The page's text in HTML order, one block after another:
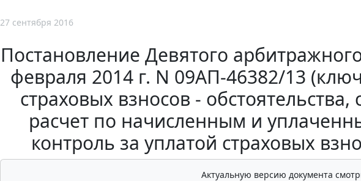
27 сентября 2016
Постановление Девятого
февраля 2014 г. N 09АП-46382/13
страховых взносов -
расчет по начисленным и
контроль за уплатой страховых
Актуальную версию документа